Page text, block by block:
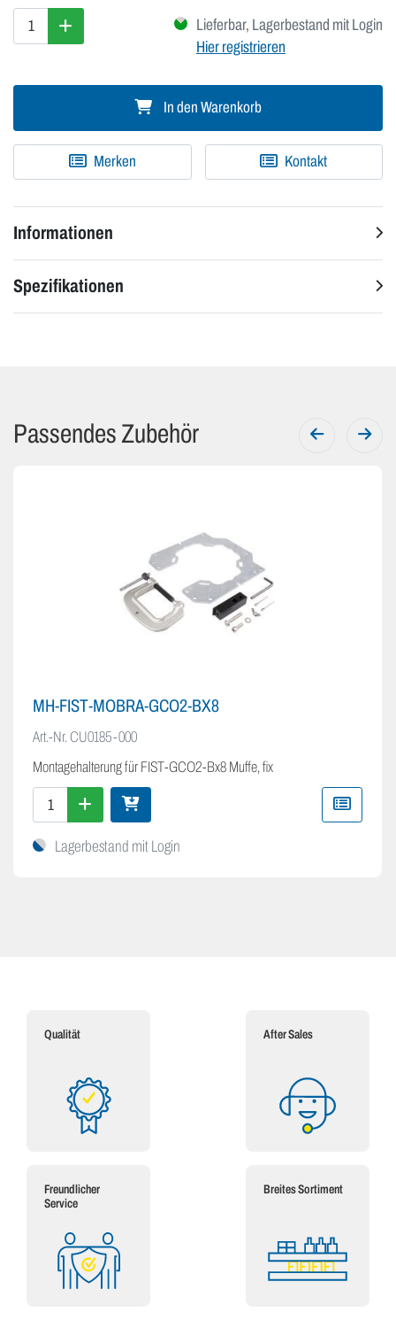
Lieferbar, Lagerbestand mit Login
Hier registrieren
In den Warenkorb
Merken Kontakt
Informationen
Spezifikationen
Passendes Zubehör
MH-FIST-MOBRA-GCO2-BX8
Art.-Nr.CU0185-000
Montagehalterung für FIST-GCO2-Bx8 Muffe, fix
Lagerbestand mit Login
Qualität After Sales
Freundlicher
Service
Breites Sortiment